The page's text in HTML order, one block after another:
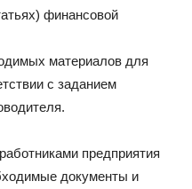
финансовой
материалов для
с заданием
предприятия
документы и